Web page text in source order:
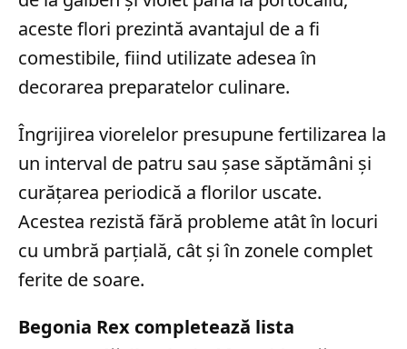
aceste flori prezintă avantajul de a fi
comestibile, fiind utilizate adesea în
decorarea preparatelor culinare.
Îngrijirea viorelelor presupune fertilizarea la
un interval de patru sau șase săptămâni și
curățarea periodică a florilor uscate.
Acestea rezistă fără probleme atât în locuri
cu umbră parțială, cât și în zonele complet
ferite de soare.
Begonia Rex completează lista